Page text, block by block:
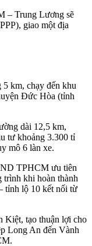
– Trung Lương sẽ
giao một địa
km, chạy đến khu
Đức Hòa (tỉnh
dài 12,5 km,
tư khoảng 3.300 tỉ
mô 6 làn xe.
TPHCM ưu tiên
trình khi hoàn thành
tỉnh lộ 10 kết nối từ
Kiệt, tạo thuận lợi cho
Long An đến Vành